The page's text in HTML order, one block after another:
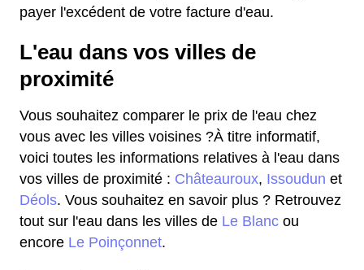
payer l'excédent de votre facture d'eau.
L'eau dans vos villes de
proximité
Vous souhaitez comparer le prix de l'eau chez
vous avec les villes voisines ?À titre informatif,
voici toutes les informations relatives à l'eau dans
vos villes de proximité : Châteauroux, Issoudun et
Déols. Vous souhaitez en savoir plus ? Retrouvez
tout sur l'eau dans les villes de Le Blanc ou
encore Le Poinçonnet.